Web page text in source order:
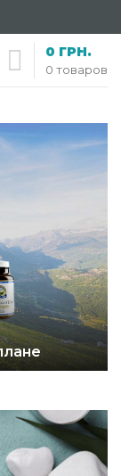
0 товаров
0 ГРН.